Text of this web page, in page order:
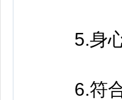
5.身心
6.符合